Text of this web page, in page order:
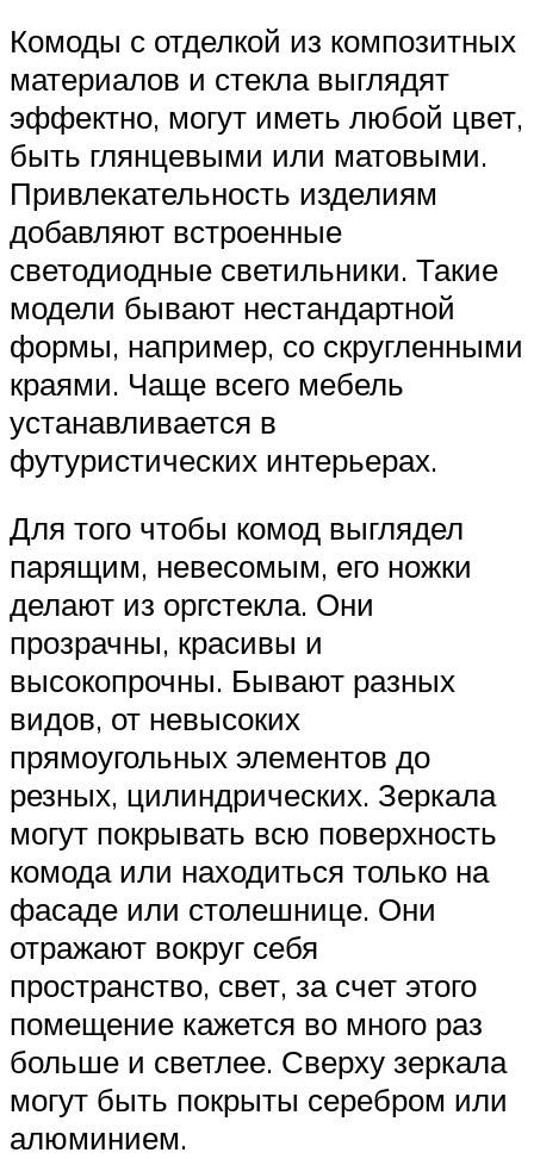
Комоды с отделкой из композитных
материалов и стекла выглядят
эффектно, могут иметь любой цвет,
быть глянцевыми или матовыми.
Привлекательность изделиям
добавляют встроенные
светодиодные светильники. Такие
модели бывают нестандартной
формы, например, со скругленными
краями. Чаще всего мебель
устанавливается в
футуристических интерьерах.
Для того чтобы комод выглядел
парящим, невесомым, его ножки
делают из оргстекла. Они
прозрачны, красивы и
высокопрочны. Бывают разных
видов, от невысоких
прямоугольных элементов до
резных, цилиндрических. Зеркала
могут покрывать всю поверхность
комода или находиться только на
фасаде или столешнице. Они
отражают вокруг себя
пространство, свет, за счет этого
помещение кажется во много раз
больше и светлее. Сверху зеркала
могут быть покрыты серебром или
алюминием.